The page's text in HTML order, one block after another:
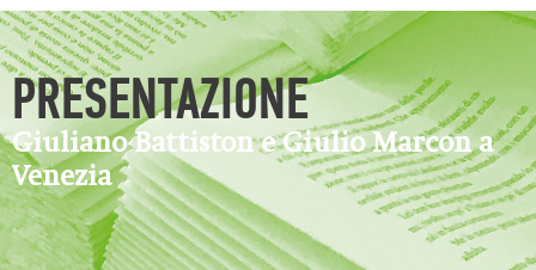
PRESENTAZIONE
Giuliano Battiston e Giulio Marcon a
Venezia